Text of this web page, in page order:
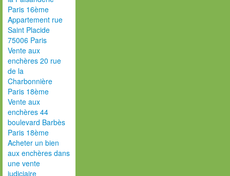
Paris 16ème
Appartement rue
Saint Placide
75006 Paris
Vente aux
enchères 20 rue
de la
Charbonnière
Paris 18ème
Vente aux
enchères 44
boulevard Barbès
Paris 18ème
Acheter un bien
aux enchères dans
une vente
judiciaire